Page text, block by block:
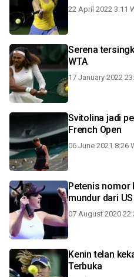
22 April 2022 3:11
Serena
WTA
17 January 2022
Svitolina jadi
French Open
06 June 2021 8:26
Petenis nomor
mundur dari
07 August 2020
Kenin telan
Terbuka